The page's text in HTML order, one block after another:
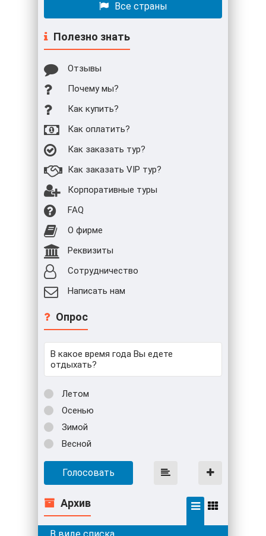
Все страны
Полезно знать
Отзывы
Почему мы?
Как купить?
Как оплатить?
Как заказать тур?
Как заказать VIP тур?
Корпоративные туры
FAQ
О фирме
Реквизиты
Сотрудничество
Написать нам
Опрос
В какое время года Вы едете
отдыхать?
Летом
Осенью
Зимой
Весной
Голосовать
Архив